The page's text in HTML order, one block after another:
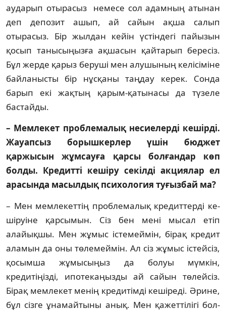
аударып отырасыз немесе сол адамның атынан
деп депозит ашып, ай сайын ақша салып
отырасыз. Бір жылдан кейін үс­тіндегі пайызын
қосып танысыңызға ақ­ша­сын қайтарып бересіз.
Бұл жерде қарыз беруші мен алушының келісіміне
байланысты бір нұс­қаны таңдау керек. Сонда
барып екі жақ­тың қарым-қатынасы да түзеле
бастайды.
– Мемлекет проблемалық несиелерді ке­шірді.
Жауапсыз борышкерлер үшін бюджет
қаржысын жұмсауға қарсы бол­ғандар көп
болды. Кредитті кешіру секілді ак­циялар ел
арасында масылдық психо­логия туғыз­бай ма?
– Мен мемлекеттің проб­ле­малық кре­дит­терді ке­
шіруіне қарсымын. Сіз бен мені мы­сал етіп
алайықшы. Мен жұмыс істе­меймін, бірақ кре­дит
аламын да оны тө­лемеймін. Ал сіз жұ­мыс істейсіз,
қосымша жұ­мысыңыз да болуы мүм­­кін,
кредитіңізді, ипо­текаңызды ай сайын тө­лейсіз.
Бірақ мем­лекет менің кредитімді ке­шіреді. Әрине,
бұл сіз­ге ұнамайтыны анық. Мен қажеттілігі бол­